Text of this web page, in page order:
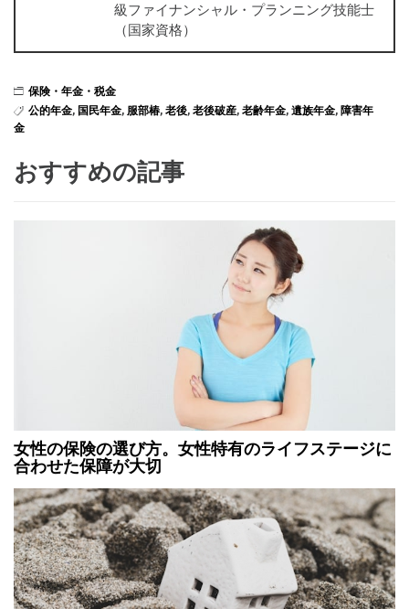
級ファイナンシャル・プランニング技能士
（国家資格）
保険・年金・税金
公的年金, 国民年金, 服部椿, 老後, 老後破産, 老齢年金, 遺族年金, 障害年
金
おすすめの記事
女性の保険の選び方。女性特有のライフステージに
合わせた保障が大切